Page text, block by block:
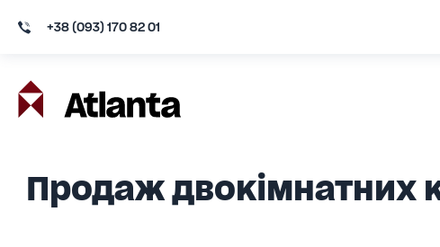
+38 (093) 170 82 01
Продаж двокімнатних